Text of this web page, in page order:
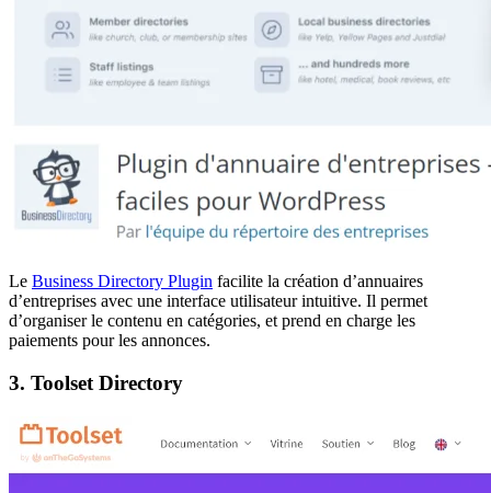
Le Business Directory Plugin facilite la création d’annuaires
d’entreprises avec une interface utilisateur intuitive. Il permet
d’organiser le contenu en catégories, et prend en charge les
paiements pour les annonces.
3. Toolset Directory